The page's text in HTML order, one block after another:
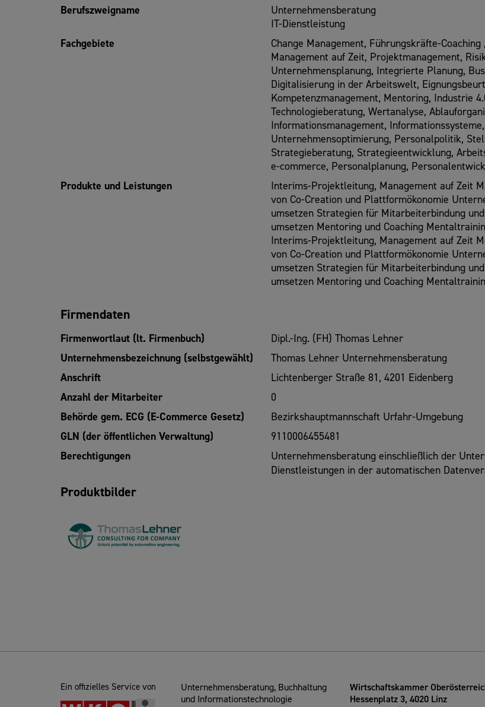
Berufszweigname
Unternehmensberatung
IT-Dienstleistung
Fachgebiete
Change Management, Führungskräfte-
Management auf Zeit, Projektmanagement,
Unternehmensplanung, Integrierte Planung,
Digitalisierung in der Arbeitswelt,
Kompetenzmanagement, Mentoring, Industrie
Technologieberatung, Wertanalyse,
Informationsmanagement,
Unternehmensoptimierung, Personalpolitik,
Strategieberatung, Strategieentwicklung,
e-commerce, Personalplanung,
Produkte und Leistungen
Interims-Projektleitung, Management auf Zeit
von Co-Creation und Plattformökonomie
umsetzen Strategien für Mitarbeiterbindung
umsetzen Mentoring und Coaching
Interims-Projektleitung, Management auf Zeit
von Co-Creation und Plattformökonomie
umsetzen Strategien für Mitarbeiterbindung
umsetzen Mentoring und Coaching
Firmendaten
Firmenwortlaut (lt. Firmenbuch)
Dipl.-Ing. (FH) Thomas Lehner
Unternehmensbezeichnung (selbstgewählt)
Thomas Lehner Unternehmensberatung
Anschrift
Lichtenberger Straße 81, 4201 Eidenberg
Anzahl der Mitarbeiter
0
Behörde gem. ECG (E-Commerce Gesetz)
Bezirkshauptmannschaft Urfahr-Umgebung
GLN (der öffentlichen Verwaltung)
9110006455481
Berechtigungen
Unternehmensberatung einschließlich der
Dienstleistungen in der automatischen
Produktbilder
Ein offizielles Service von
Unternehmensberatung, Buchhaltung
und Informationstechnologie
Wirtschaftskammer
Hessenplatz 3, 4020 Linz